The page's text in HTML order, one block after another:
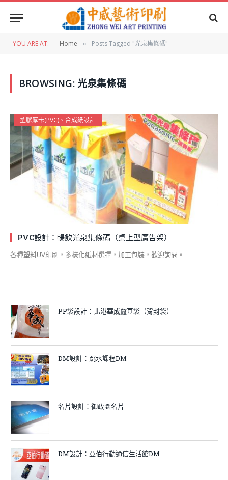
YOU ARE AT: Home » Posts Tagged "光泉集條碼"
BROWSING:光泉集條碼
塑膠厚卡(PVC)、合成紙設計
PVC設計：暢飲光泉集條碼（桌上型廣告架）
各種塑料UV印刷，多樣化紙材選擇，加工包裝，歡迎詢問。
PP袋設計：北港華成蠶豆袋（背封袋）
DM設計：跳水課程DM
名片設計：御政園名片
DM設計：亞伯行動通信生活館DM